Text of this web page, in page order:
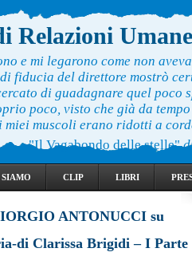
Relazioni Umane
e mi legarono come non
fiducia del direttore mostrò
di guadagnare quel poco
poco, visto che già da
miei muscoli erano ridotti a
"Il Vagabondo delle stelle"
CLIP LIBRI
ANTONUCCI su
di Clarissa Brigidi – I Parte